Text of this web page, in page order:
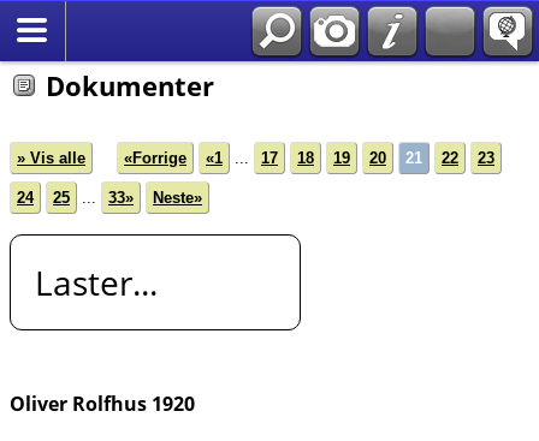
Dokumenter
» Vis alle «Forrige «1 ... 17 18 19 20 21 22 23
24 25 ... 33» Neste»
Laster...
Oliver Rolfhus 1920